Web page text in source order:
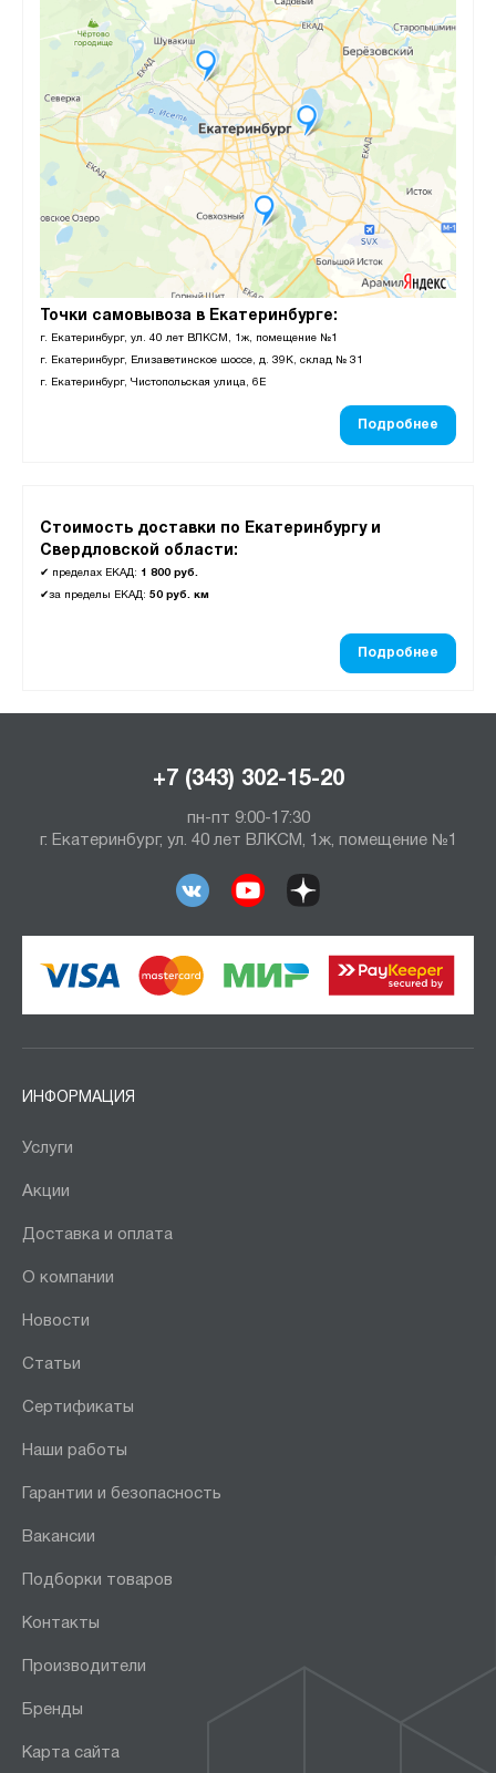
Точки самовывоза в Екатеринбурге:
г. Екатеринбург, ул. 40 лет ВЛКСМ, 1ж, помещение №1
г. Екатеринбург, Елизаветинское шоссе, д. 39К, склад № 31
г. Екатеринбург, Чистопольская улица, 6Е
Подробнее
Стоимость доставки по Екатеринбургу и
Свердловской области:
✔ пределах ЕКАД: 1 800 руб.
✔за пределы ЕКАД: 50 руб. км
Подробнее
+7 (343) 302-15-20
пн-пт 9:00-17:30
г. Екатеринбург, ул. 40 лет ВЛКСМ, 1ж, помещение №1
ИНФОРМАЦИЯ
Услуги
Акции
Доставка и оплата
О компании
Новости
Статьи
Сертификаты
Наши работы
Гарантии и безопасность
Вакансии
Подборки товаров
Контакты
Производители
Бренды
Карта сайта